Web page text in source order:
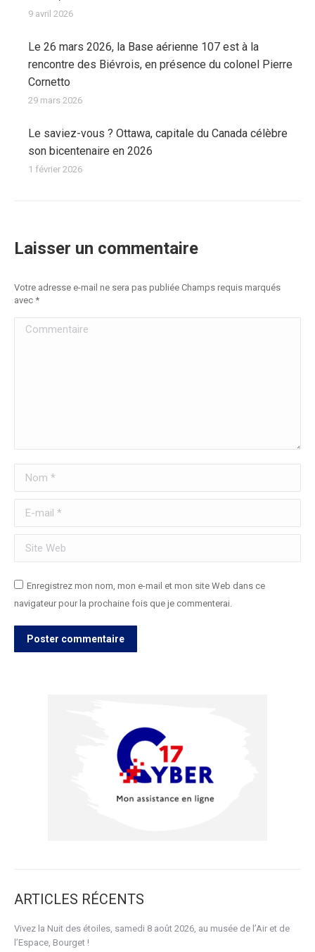
9 avril 2026
Le 26 mars 2026, la Base aérienne 107 est à la
rencontre des Biévrois, en présence du colonel Pierre
Cornetto
29 mars 2026
Le saviez-vous ? Ottawa, capitale du Canada célèbre
son bicentenaire en 2026
1 février 2026
Laisser un commentaire
Votre adresse e-mail ne sera pas publiée Champs requis marqués
avec *
Commentaire
Nom *
E-mail *
Site Web
Enregistrez mon nom, mon e-mail et mon site Web dans ce
navigateur pour la prochaine fois que je commenterai.
Poster commentaire
ARTICLES RÉCENTS
Vivez la Nuit des étoiles, samedi 8 août 2026, au musée de l’Air et de
l’Espace, Bourget !